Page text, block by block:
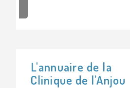
L'annuaire de la
Clinique de l'Anjou